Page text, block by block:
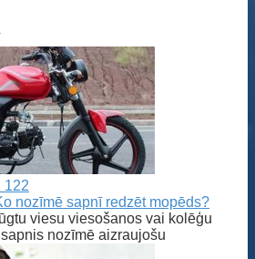
122
nozīmē sapnī redzēt mopēds?
viesu viesošanos vai kolēģu
nozīmē aizraujošu